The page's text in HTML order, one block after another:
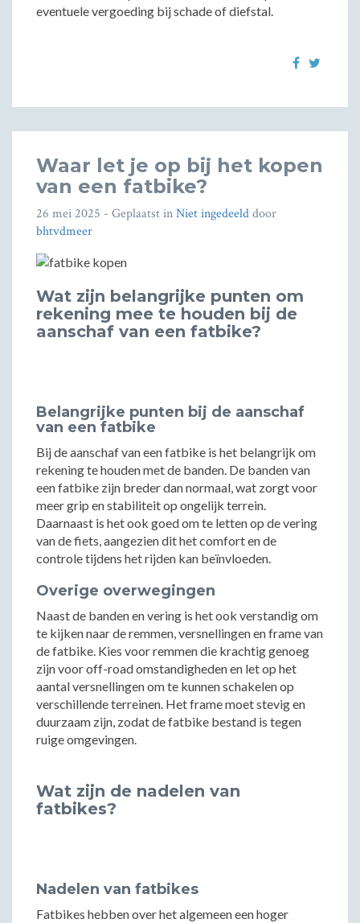
eventuele vergoeding bij schade of diefstal.
Waar let je op bij het kopen
van een fatbike?
26 mei 2025 - Geplaatst inNiet ingedeelddoor
bhtvdmeer
Wat zijn belangrijke punten om
rekening mee te houden bij de
aanschaf van een fatbike?
Belangrijke punten bij de aanschaf
van een fatbike
Bij de aanschaf van een fatbike is het belangrijk om
rekening te houden met de banden. De banden van
een fatbike zijn breder dan normaal, wat zorgt voor
meer grip en stabiliteit op ongelijk terrein.
Daarnaast is het ook goed om te letten op de vering
van de fiets, aangezien dit het comfort en de
controle tijdens het rijden kan beïnvloeden.
Overige overwegingen
Naast de banden en vering is het ook verstandig om
te kijken naar de remmen, versnellingen en frame van
de fatbike. Kies voor remmen die krachtig genoeg
zijn voor off-road omstandigheden en let op het
aantal versnellingen om te kunnen schakelen op
verschillende terreinen. Het frame moet stevig en
duurzaam zijn, zodat de fatbike bestand is tegen
ruige omgevingen.
Wat zijn de nadelen van
fatbikes?
Nadelen van fatbikes
Fatbikes hebben over het algemeen een hoger